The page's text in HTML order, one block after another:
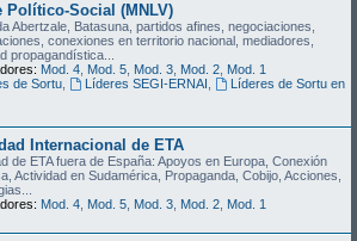
Político-Social (MNLV)
Abertzale, Batasuna, partidos afines, negociaciones,
conexiones en territorio nacional, mediadores,
propagandística...
Mod. 4 Mod. 5 Mod. 3 Mod. 2 Mod. 1
de Sortu, Líderes SEGI-ERNAI
Líderes de Sortu en
Internacional de ETA
de ETA fuera de España: Apoyos en Europa, Conexión
Actividad en Sudamérica, Propaganda, Cobijo, Acciones,
Mod. 4 Mod. 5 Mod. 3 Mod. 2 Mod. 1